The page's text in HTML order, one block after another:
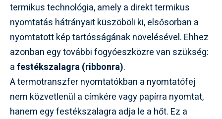
termikus technológia, amely a direkt termikus
nyomtatás hátrányait küszöböli ki, elsősorban a
nyomtatott kép tartósságának növelésével. Ehhez
azonban egy további fogyóeszközre van szükség:
afestékszalagra (ribbonra).
A termotranszfer nyomtatókban a nyomtatófej
nem közvetlenül a címkére vagy papírra nyomtat,
hanem egy festékszalagra adja le a hőt. Ez a